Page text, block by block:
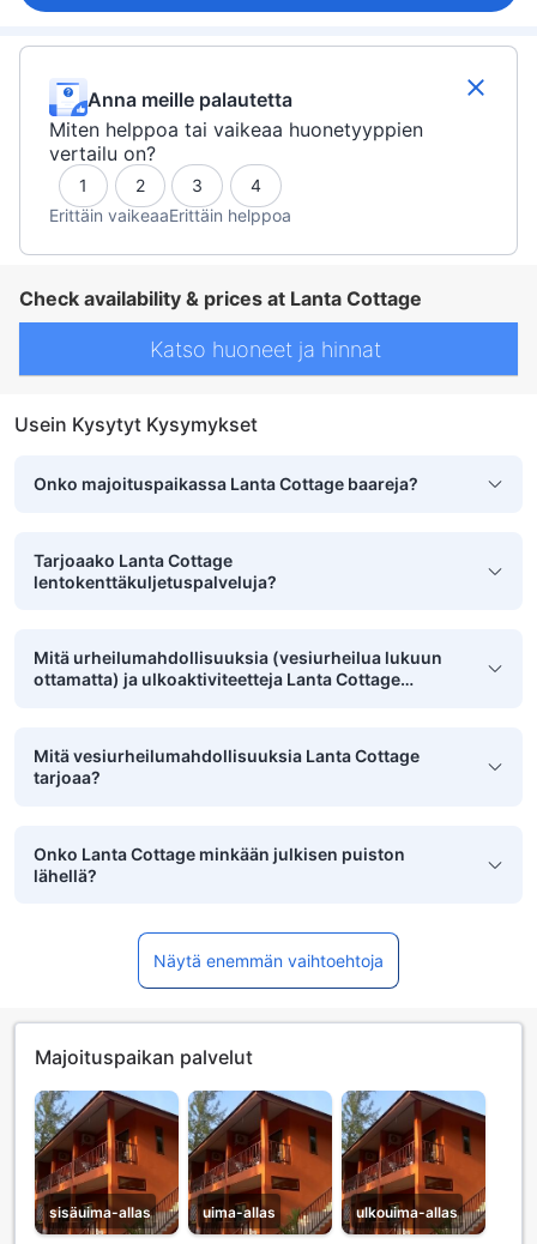
Anna meille palautetta
Miten helppoa tai vaikeaa huonetyyppien
vertailu on?
1 2 3
4
Erittäin vaikeaaErittäin helppoa
Check availability & prices at Lanta Cottage
Katso huoneet ja hinnat
Usein Kysytyt Kysymykset
Onko majoituspaikassa Lanta Cottage baareja?
Tarjoaako Lanta Cottage
lentokenttäkuljetuspalveluja?
Mitä urheilumahdollisuuksia (vesiurheilua lukuun
ottamatta) ja ulkoaktiviteetteja Lanta Cottage
Mitä vesiurheilumahdollisuuksia Lanta Cottage
tarjoaa?
Onko Lanta Cottage minkään julkisen puiston
lähellä?
Näytä enemmän vaihtoehtoja
Majoituspaikan palvelut
sisäuima-allas uima-allas ulkouima-allas